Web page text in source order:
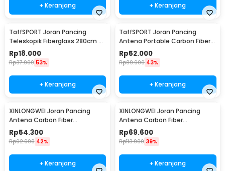
+ Keranjang + Keranjang
TaffSPORT Joran Pancing
Teleskopik Fiberglass 280cm 6
Section Portable
Rp18.000
Rp37.900 53%
+ Keranjang
TaffSPORT Joran Pancing
Antena Portable Carbon Fiber
Rod 2.1M 5
Rp52.000
Rp89.900 43%
+ Keranjang
XINLONGWEI Joran Pancing
Antena Carbon Fiber
Telescopic Fishing Rod 5
Segments 2.4M - JD25
Rp54.300
Rp92.900 42%
+ Keranjang
XINLONGWEI Joran Pancing
Antena Carbon Fiber
Telescopic Fishing Rod 6
Segments 3.0M - JD25
Rp69.600
Rp113.900 39%
+ Keranjang